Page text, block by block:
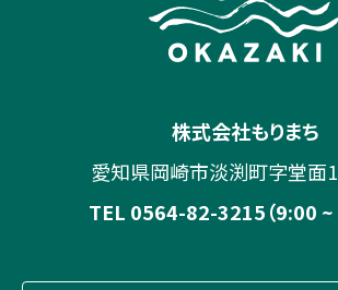
株式会社もりまち
愛知県岡崎市淡渕町字堂面
TEL 0564-82-3215（9:00 ~